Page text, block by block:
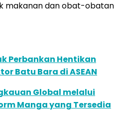
makanan dan obat-obatan
Perbankan Hentikan
Batu Bara di ASEAN
Global melalui
Manga yang Tersedia